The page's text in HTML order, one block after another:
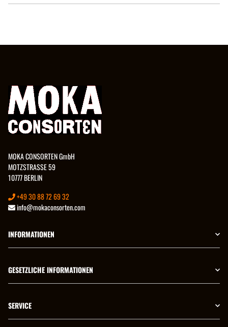
MOKA CONSORTEN GmbH
MOTZSTRASSE 59
10777 BERLIN
+49 30 88 72 69 32
info@mokaconsorten.com
INFORMATIONEN
GESETZLICHE INFORMATIONEN
SERVICE